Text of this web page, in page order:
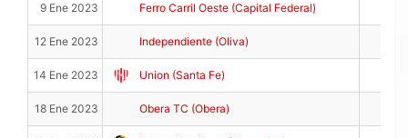
9 Ene 2023 Ferro Carril Oeste (Capital Federal)
12 Ene 2023 Independiente (Oliva)
14 Ene 2023 Union (Santa Fe)
18 Ene 2023 Obera TC (Obera)